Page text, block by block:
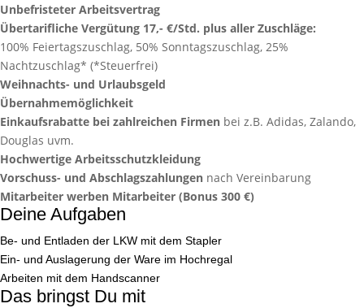
Unbefristeter Arbeitsvertrag
Übertarifliche Vergütung 17,- €/Std. plus aller Zuschläge:
100% Feiertagszuschlag, 50% Sonntagszuschlag, 25%
Nachtzuschlag* (*Steuerfrei)
Weihnachts- und Urlaubsgeld
Übernahmemöglichkeit
Einkaufsrabatte bei zahlreichen Firmen bei z.B. Adidas, Zalando,
Douglas uvm.
Hochwertige Arbeitsschutzkleidung
Vorschuss- und Abschlagszahlungen nach Vereinbarung
Mitarbeiter werben Mitarbeiter (Bonus 300 €)
Deine Aufgaben
Be- und Entladen der LKW mit dem Stapler
Ein- und Auslagerung der Ware im Hochregal
Arbeiten mit dem Handscanner
Das bringst Du mit